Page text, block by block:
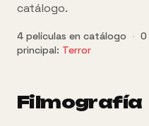
catálogo.
4 películas en catálogo · 0
principal: Terror
Filmografía